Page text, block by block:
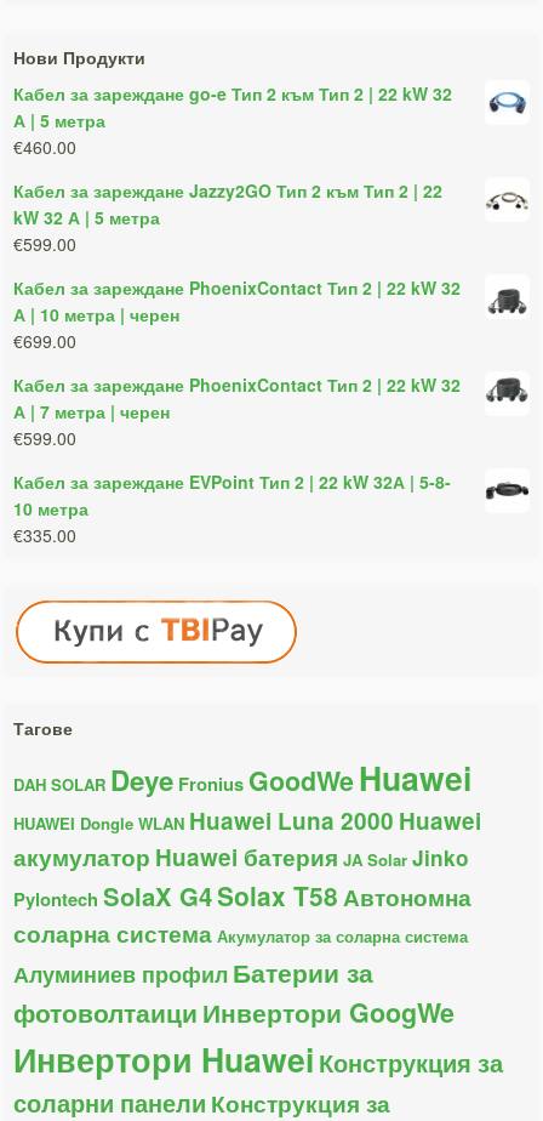
Нови Продукти
Кабел за зареждане go-e Тип 2 към Тип 2 | 22 kW 32
А | 5 метра
€460.00
Кабел за зареждане Jazzy2GO Тип 2 към Тип 2 | 22
kW 32 А | 5 метра
€599.00
Кабел за зареждане PhoenixContact Тип 2 | 22 kW 32
А | 10 метра | черен
€699.00
Кабел за зареждане PhoenixContact Тип 2 | 22 kW 32
А | 7 метра | черен
€599.00
Кабел за зареждане EVPoint Тип 2 | 22 kW 32А | 5-8-
10 метра
€335.00
Тагове
DAH SOLAR Deye Fronius GoodWeHuawei
HUAWEI Dongle WLAN Huawei Luna 2000 Huawei
акумулатор Huawei батерия JA Solar Jinko
Pylontech SolaX G4Solax T58 Автономна
соларна система Акумулатор за соларна система
Алуминиев профилБатерии за
фотоволтаици Инвертори GoogWe
Инвертори Huawei Конструкция за
соларни панели Конструкция за